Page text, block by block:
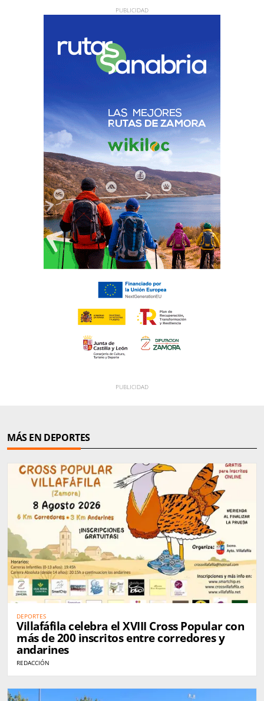
MÁS EN DEPORTES
DEPORTES
Villafáfila celebra el XVIII Cross Popular con
más de 200 inscritos entre corredores y
andarines
REDACCIÓN